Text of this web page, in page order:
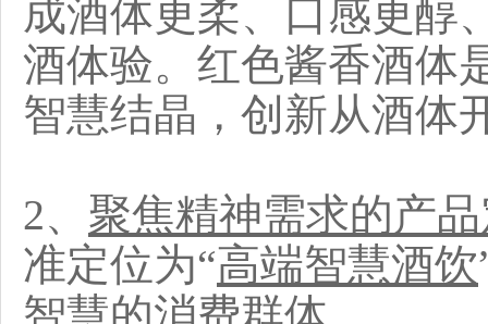
成酒体更柔、口感更醇
酒体验。红色酱香酒体
智慧结晶，创新从酒体
2、 聚焦精神需求的产
准定位为“高端智慧酒饮